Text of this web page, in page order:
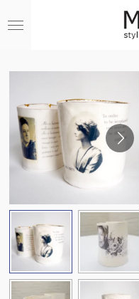
direct